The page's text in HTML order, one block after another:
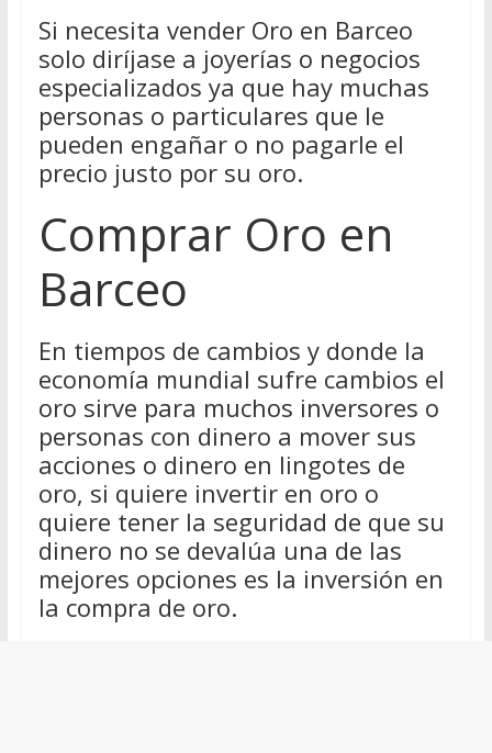
Si necesita vender Oro en Barceo
solo diríjase a joyerías o negocios
especializados ya que hay muchas
personas o particulares que le
pueden engañar o no pagarle el
precio justo por su oro.
Comprar Oro en
Barceo
En tiempos de cambios y donde la
economía mundial sufre cambios el
oro sirve para muchos inversores o
personas con dinero a mover sus
acciones o dinero en lingotes de
oro, si quiere invertir en oro o
quiere tener la seguridad de que su
dinero no se devalúa una de las
mejores opciones es la inversión en
la compra de oro.